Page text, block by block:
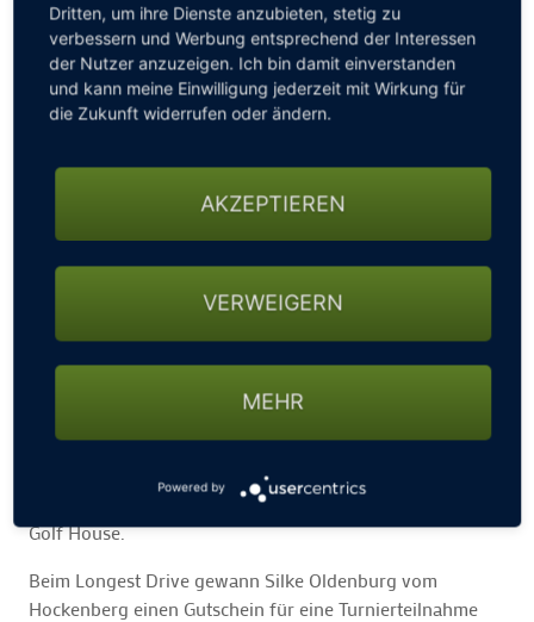
Inga Prien ist mit 26 Brutto-Punkten die Brutto-Siegerin
und gewann die Garmin Uhr S20. Lennart Möller
über eine Übernachung im Hotel Europäischer Hof in
Den Nearest to the Pin gewann Wilfried Kolbe mit 2,90 m
am Stock und bekam eine hochwertige GIN Flasche vom
Golf House.
Beim Longest Drive gewann Silke Oldenburg vom
Hockenberg einen Gutschein für eine Turnierteilnahme
Dritten, um ihre Dienste anzubieten, stetig zu
verbessern und Werbung entsprechend der Interessen
der Nutzer anzuzeigen. Ich bin damit einverstanden
und kann meine Einwilligung jederzeit mit Wirkung für
die Zukunft widerrufen oder ändern.
AKZEPTIEREN
VERWEIGERN
MEHR
Powered by